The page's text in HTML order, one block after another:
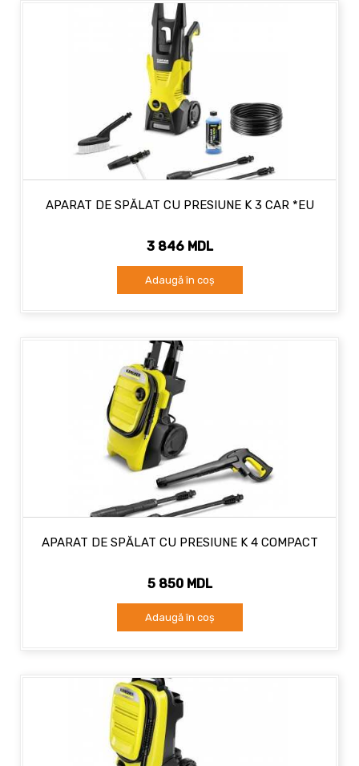
APARAT DE SPĂLAT CU PRESIUNE K 3 CAR *EU
3 846 MDL
Adaugă în coș
APARAT DE SPĂLAT CU PRESIUNE K 4 COMPACT
5 850 MDL
Adaugă în coș